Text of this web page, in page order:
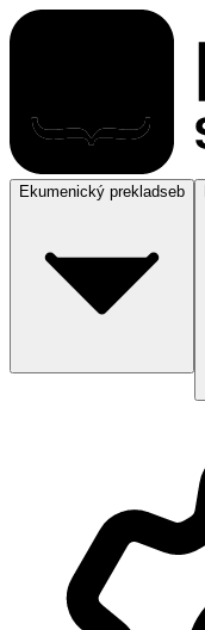
Ekumenický prekladseb